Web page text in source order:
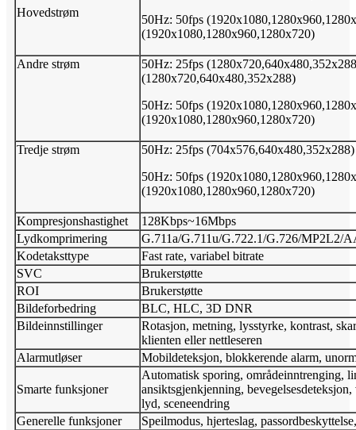
Hovedstrøm
50Hz: 50fps
(1920x1080,1280x960,1280x720)
Andre strøm
50Hz: 25fps
(1280x720,640x480,352x288)
50Hz: 50fps
(1920x1080,1280x960,1280x720)
Tredje strøm
50Hz: 25fps
50Hz: 50fps
(1920x1080,1280x960,1280x720)
Kompresjonshastighet
128Kbps~16Mbps
Lydkomprimering
G.711a/G.711u/G.722.1/G.726/MP2L2/
Kodetaksttype
Fast rate, variabel bitrate
SVC
Brukerstøtte
ROI
Brukerstøtte
Bildeforbedring
BLC, HLC, 3D DNR
Bildeinnstillinger
Rotasjon, metning, lysstyrke, kontrast,
klienten eller nettleseren
Alarmutløser
Mobildeteksjon, blokkerende alarm,
Smarte funksjoner
Automatisk sporing, områdeinntrenging,
ansiktsgjenkjenning,
lyd, sceneendring
Generelle funksjoner
Speilmodus, hjerteslag,